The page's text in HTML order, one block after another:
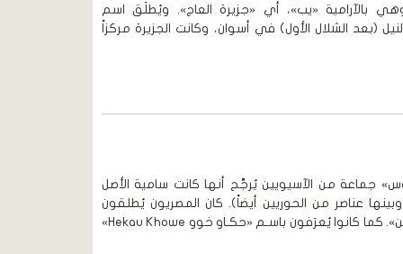
بالآرامية «يب»، أي «جزيرة العاج». ويُطلَق اسم
(بعد الشلال الأول) في أسوان، وكانت الجزيرة مركزاً
جماعة من الآسيويين يُرجَّح أنها كانت سامية الأصل
عناصر من الحوريين أيضاً). كان المصريون يُطلقون
عليهم لفظة «عامو» أي «الآسيويين». كما كانوا يُعرَفون باسـم «حكـاو خوو Hekau Khowe»